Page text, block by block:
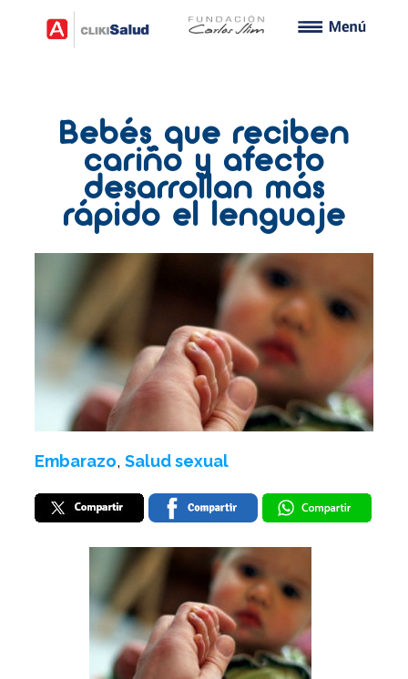
Bebés que reciben
cariño y afecto
desarrollan más
rápido el lenguaje
Embarazo, Salud sexual